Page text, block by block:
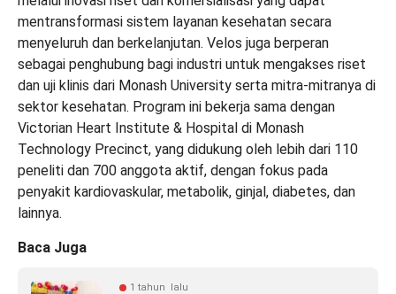
mentransformasi sistem layanan kesehatan secara
menyeluruh dan berkelanjutan. Velos juga berperan
sebagai penghubung bagi industri untuk mengakses riset
dan uji klinis dari Monash University serta mitra-mitranya di
sektor kesehatan. Program ini bekerja sama dengan
Victorian Heart Institute & Hospital di Monash
Technology Precinct, yang didukung oleh lebih dari 110
peneliti dan 700 anggota aktif, dengan fokus pada
penyakit kardiovaskular, metabolik, ginjal, diabetes, dan
lainnya.
Baca Juga
1 tahun lalu